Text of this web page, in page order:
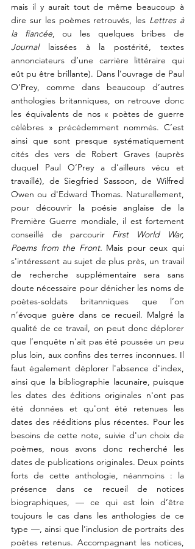
mais il y aurait tout de même beaucoup à
dire sur les poèmes retrouvés, les Lettres à
la fiancée
Journal laissées à la postérité, textes
annonciateurs d’une carrière littéraire qui
eût pu être brillante). Dans l’ouvrage de Paul
O’Prey, comme dans beaucoup d’autres
anthologies britanniques,
les équivalents de nos « poètes de guerre
célèbres » précédemment nommés. C’est
ainsi que sont presque systématiquement
cités des vers de Robert Graves (auprès
duquel Paul O’Prey a d’ailleurs vécu et
travaillé), de Siegfried Sassoon, de Wilfred
Owen ou d'Edward Thomas. Naturellement,
pour découvrir la poésie anglaise de la
Première Guerre mondiale, il est fortement
conseillé de parcourir
First World War,
Poems from the Front. Mais pour ceux qui
s'intéressent au sujet de plus près, un travail
de recherche supplémentaire sera sans
doute nécessaire pour dénicher les noms de
poètes-soldats britanniques que l’on
n’évoque guère dans ce recueil. Malgré la
qualité de ce travail, on peut donc déplorer
que l’enquête n’ait pas été poussée un peu
plus loin, aux confins des terres inconnues. Il
faut également déplorer l'absence d'index,
ainsi que la bibliographie lacunaire, puisque
les dates des éditions originales n'ont pas
été données et qu'ont été retenues les
dates des rééditions plus récentes. Pour les
besoins de cette note, suivie d'un choix de
poèmes, nous avons donc recherché les
dates de publications originales. Deux points
forts de cette anthologie, néanmoins : la
présence dans ce recueil de notices
biographiques, — ce qui est loin d’être
toujours le cas dans les anthologies de ce
type —, ainsi que l’inclusion de portraits des
poètes retenus. Accompagnant les notices,